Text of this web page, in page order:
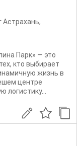
Астрахань,
Парк» — это
кто выбирает
жизнь в
центре